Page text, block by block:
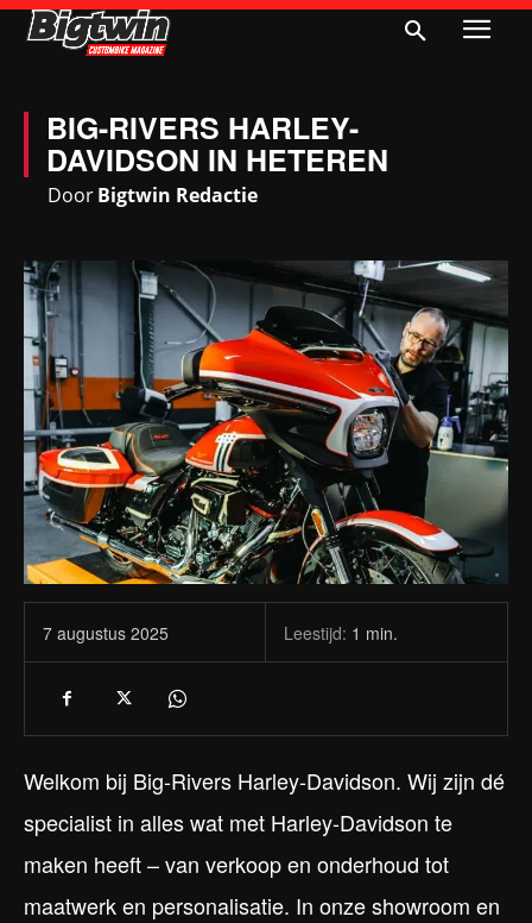
BIG-RIVERS HARLEY-
DAVIDSON IN HETEREN
DoorBigtwin Redactie
7 augustus 2025 Leestijd: 1 min.
Welkom bij Big-Rivers Harley-Davidson. Wij zijn dé
specialist in alles wat met Harley-Davidson te
maken heeft – van verkoop en onderhoud tot
maatwerk en personalisatie. In onze showroom en